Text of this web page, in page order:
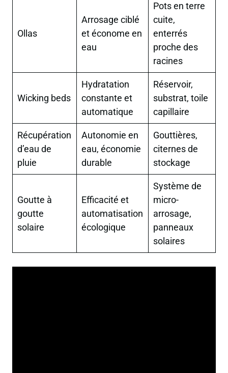
Ollas
Arrosage ciblé
et économe en
eau
Pots en terre
cuite,
enterrés
proche des
racines
Wicking beds
Hydratation
constante et
automatique
Réservoir,
substrat, toile
capillaire
Récupération
d’eau de
pluie
Autonomie en
eau, économie
durable
Gouttières,
citernes de
stockage
Goutte à
goutte
solaire
Efficacité et
automatisation
écologique
Système de
micro-
arrosage,
panneaux
solaires